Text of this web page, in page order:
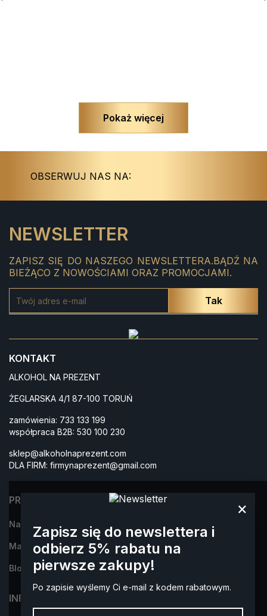
Pokaż więcej
OBSERWUJ NAS NA:
NEWSLETTER
ZAPISZ SIĘ DO NASZEGO NEWSLETTERA.BĄDŹ NA
BIEŻĄCO Z NOWOŚCIAMI ORAZ PROMOCJAMI.
KONTAKT
ALKOHOL NA PREZENT
ŻEGLARSKA 4/1 87-100 TORUŃ
zamówienia: 733 133 199
współpraca B2B: 530 100 230
sklep@alkoholnaprezent.com
DLA FIRM: firmynaprezent@gmail.com
×
Zapisz się do newslettera i
odbierz 5% rabatu na
pierwsze zakupy!
Po zapisie wyślemy Ci e-mail z kodem rabatowym.
PRODUKTY
Najczęściej kupowane
Marki
Blog
INFORMACJA